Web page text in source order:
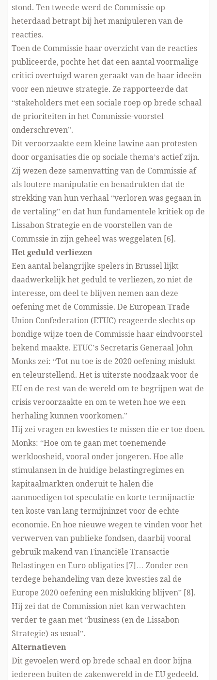
stond. Ten tweede werd de Commissie op
heterdaad betrapt bij het manipuleren van de
reacties.
Toen de Commissie haar overzicht van de reacties
publiceerde, pochte het dat een aantal voormalige
critici overtuigd waren geraakt van de haar ideeën
voor een nieuwe strategie. Ze rapporteerde dat
“stakeholders met een sociale roep op brede schaal
de prioriteiten in het Commissie-voorstel
onderschreven”.
Dit veroorzaakte eem kleine lawine aan protesten
door organisaties die op sociale thema’s actief zijn.
Zij wezen deze samenvatting van de Commissie af
als loutere manipulatie en benadrukten dat de
strekking van hun verhaal “verloren was gegaan in
de vertaling” en dat hun fundamentele kritiek op de
Lissabon Strategie en de voorstellen van de
Commssie in zijn geheel was weggelaten [6].
Het geduld verliezen
Een aantal belangrijke spelers in Brussel lijkt
daadwerkelijk het geduld te verliezen, zo niet de
interesse, om deel te blijven nemen aan deze
oefening met de Commissie. De European Trade
Union Confederation (ETUC) reageerde slechts op
bondige wijze toen de Commissie haar eindvoorstel
bekend maakte. ETUC’s Secretaris Generaal John
Monks zei: “Tot nu toe is de 2020 oefening mislukt
en teleurstellend. Het is uiterste noodzaak voor de
EU en de rest van de wereld om te begrijpen wat de
crisis veroorzaakte en om te weten hoe we een
herhaling kunnen voorkomen.”
Hij zei vragen en kwesties te missen die er toe doen.
Monks: “Hoe om te gaan met toenemende
werkloosheid, vooral onder jongeren. Hoe alle
stimulansen in de huidige belastingregimes en
kapitaalmarkten onderuit te halen die
aanmoedigen tot speculatie en korte termijnactie
ten koste van lang termijninzet voor de echte
economie. En hoe nieuwe wegen te vinden voor het
verwerven van publieke fondsen, daarbij vooral
gebruik makend van Financiële Transactie
Belastingen en Euro-obligaties [7]… Zonder een
terdege behandeling van deze kwesties zal de
Europe 2020 oefening een mislukking blijven” [8].
Hij zei dat de Commission niet kan verwachten
verder te gaan met “business (en de Lissabon
Strategie) as usual”.
Alternatieven
Dit gevoelen werd op brede schaal en door bijna
iedereen buiten de zakenwereld in de EU gedeeld.